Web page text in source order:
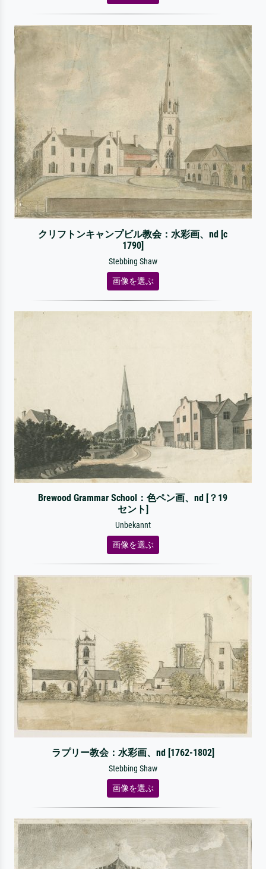
クリフトンキャンプビル教会：水彩画、nd [c
1790]
Stebbing Shaw
画像を選ぶ
Brewood Grammar School：色ペン画、nd [？19
セント]
Unbekannt
画像を選ぶ
ラプリー教会：水彩画、nd [1762-1802]
Stebbing Shaw
画像を選ぶ